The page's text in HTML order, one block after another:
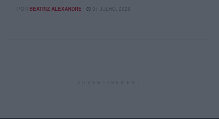
POR BEATRIZ ALEXANDRE 31 JULHO, 2026